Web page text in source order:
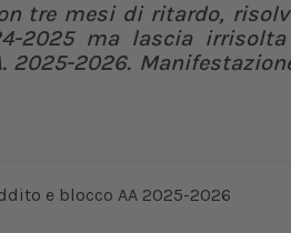
tre mesi di ritardo,
2025 ma lascia
2025-2026.